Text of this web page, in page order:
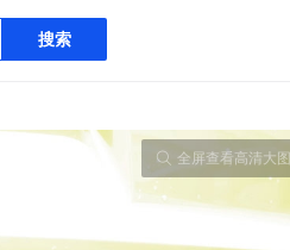
搜索
全屏查看高清大图